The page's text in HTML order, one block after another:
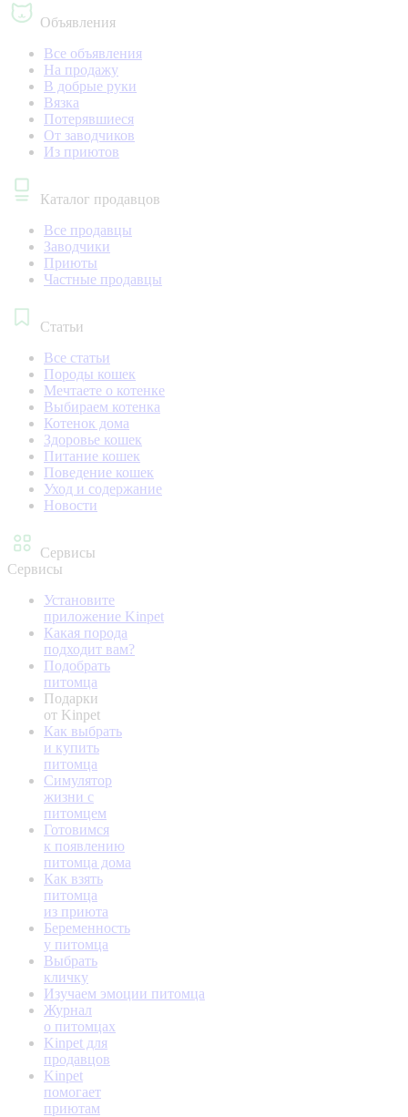
Объявления
Все объявления
На продажу
В добрые руки
Вязка
Потерявшиеся
От заводчиков
Из приютов
Каталог продавцов
Все продавцы
Заводчики
Приюты
Частные продавцы
Статьи
Все статьи
Породы кошек
Мечтаете о котенке
Выбираем котенка
Котенок дома
Здоровье кошек
Питание кошек
Поведение кошек
Уход и содержание
Новости
Сервисы
Сервисы
Установите
приложение Kinpet
Какая порода
подходит вам?
Подобрать
питомца
Подарки
от Kinpet
Как выбрать
и купить
питомца
Симулятор
жизни с
питомцем
Готовимся
к появлению
питомца дома
Как взять
питомца
из приюта
Беременность
у питомца
Выбрать
кличку
Изучаем эмоции питомца
Журнал
о питомцах
Kinpet для
продавцов
Kinpet
помогает
приютам